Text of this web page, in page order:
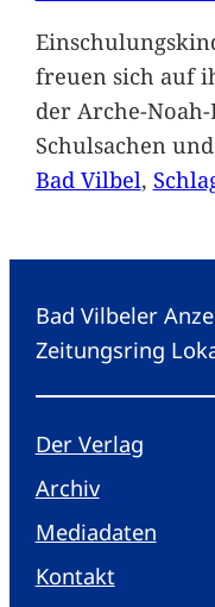
freuen sich auf
der Arche-
Schulsachen
Bad Vilbel,
Bad Vilbeler
Zeitungsring
Der Verlag
Archiv
Mediadaten
Kontakt